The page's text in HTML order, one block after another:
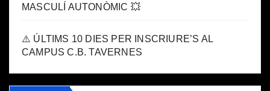
MASCULÍ AUTONÒMIC 💥
⚠️ ÚLTIMS 10 DIES PER INSCRIURE’S AL
CAMPUS C.B. TAVERNES